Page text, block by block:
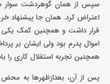
سپس از همان گوهردشت سوار
اعتراض کرد. همان جا پیشنهاد
قرار داشت و همچنین کمک یکی
اموال پدرم بود ولی ایشان بر
همچنین تجربه استقلال کاری را
پس از آن،‌ بعدازظهرها به